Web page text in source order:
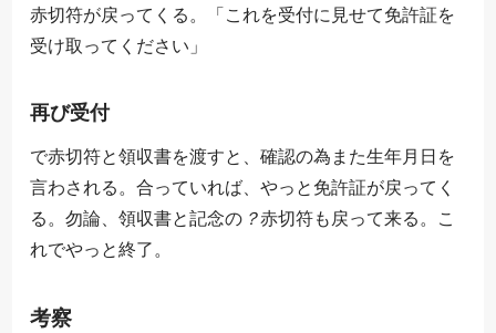
赤切符が戻ってくる。「これを受付に見せて免許証を
受け取ってください」
再び受付
で赤切符と領収書を渡すと、確認の為また生年月日を
言わされる。合っていれば、やっと免許証が戻ってく
る。勿論、領収書と記念の ？
？
赤切符も戻って来る。こ
れでやっと終了。
考察